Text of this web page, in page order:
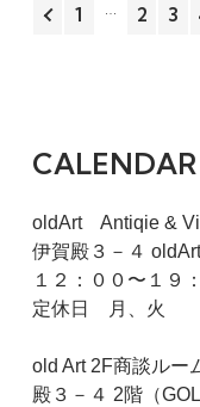
1 2 3
CALENDAR
oldArt Antiqie &
伊賀殿３－４ oldArt
１２：００〜１
定休日 月、火
old Art 2F商談ル
殿３－４ 2階（